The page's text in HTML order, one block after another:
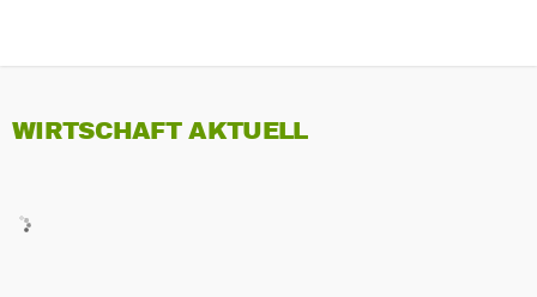
WIRTSCHAFT AKTUELL